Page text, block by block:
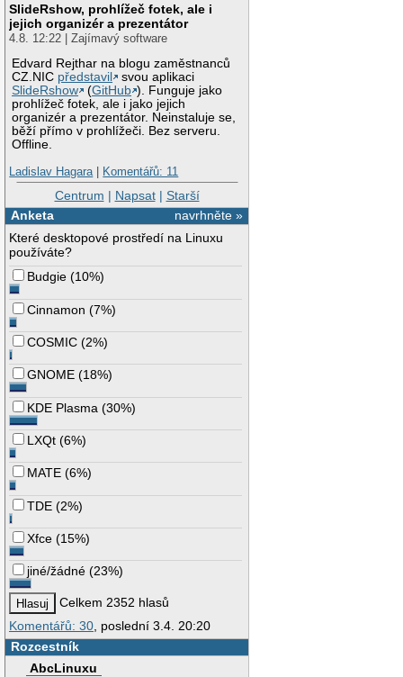
SlideRshow, prohlížeč fotek, ale i
jejich organizér a prezentátor
4.8. 12:22 | Zajímavý software
Edvard Rejthar na blogu zaměstnanců
CZ.NIC představil
svou aplikaci
SlideRshow
(GitHub ). Funguje jako
prohlížeč fotek, ale i jako jejich
organizér a prezentátor. Neinstaluje se,
běží přímo v prohlížeči. Bez serveru.
Offline.
Ladislav Hagara| Komentářů: 11
Centrum | Napsat| Starší
navrhněte »
Anketa
Které desktopové prostředí na Linuxu
používáte?
Budgie (10%)
Cinnamon (7%)
COSMIC (2%)
GNOME (18%)
KDE Plasma (30%)
LXQt (6%)
MATE (6%)
TDE (2%)
Xfce (15%)
jiné/žádné (23%)
Celkem 2352 hlasů
Komentářů: 30 , poslední 3.4. 20:20
Rozcestník
AbcLinuxu